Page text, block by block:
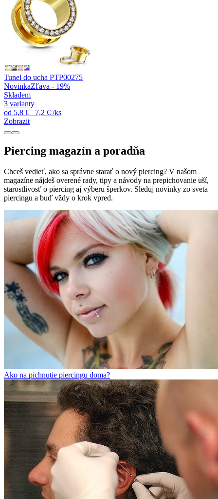
Tunel do ucha PTP00275
NovinkaZľava - 19%
Skladem
3 varianty
od 5,8 € 7,2 € /ks
Zobrazit
Piercing magazín a poradňa
Chceš vedieť, ako sa správne starať o nový piercing? V našom
magazíne nájdeš overené rady, tipy a návody na prepichovanie uší,
starostlivosť o piercing aj výberu šperkov. Sleduj novinky zo sveta
piercingu a buď vždy o krok vpred.
Ako na pichnutie piercingu doma?